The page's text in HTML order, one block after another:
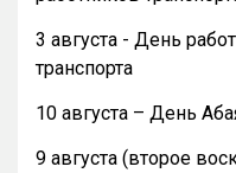
3 августа - День
транспорта
10 августа – День
9 августа (второе